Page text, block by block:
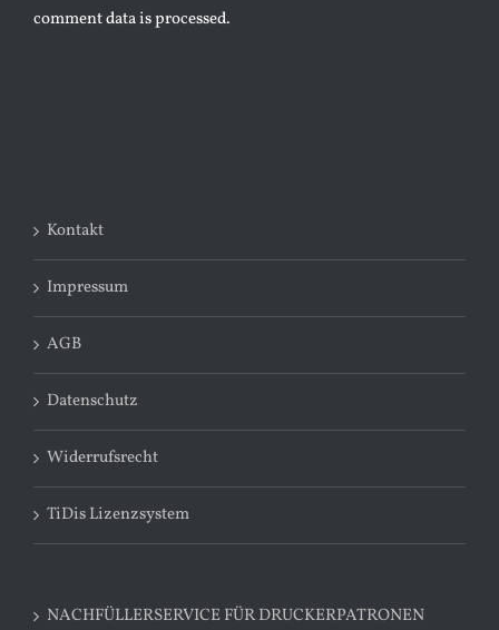
comment data is processed.
Kontakt
Impressum
AGB
Datenschutz
Widerrufsrecht
TiDis Lizenzsystem
NACHFÜLLERSERVICE FÜR DRUCKERPATRONEN